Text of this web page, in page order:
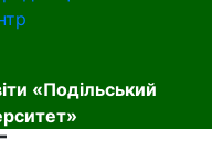
«Подільський